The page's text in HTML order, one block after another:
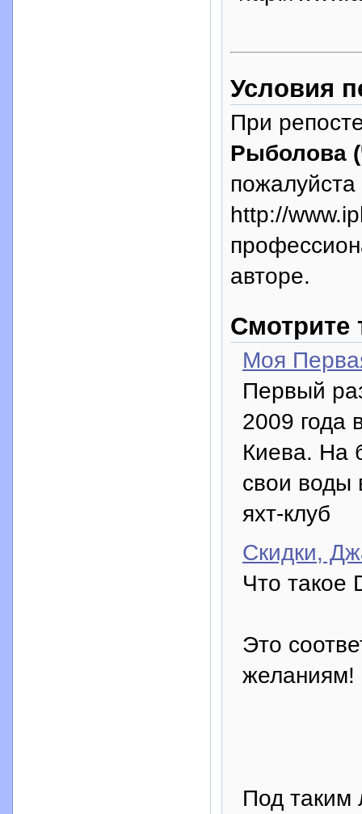
Условия
При
Рыболова
пожалуйста
http://
авторе.
Смотрите
Моя
Первый
2009 года
Киева. На
свои воды
яхт-клуб
Скидки,
Что такое
Это
желаниям!
Под таким